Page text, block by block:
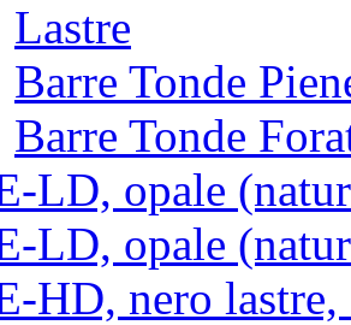
Lastre
Barre Tonde
Barre Tonde
LD, opale
LD, opale
HD, nero lastre,